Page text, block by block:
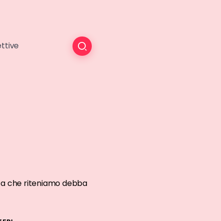
che riteniamo debba